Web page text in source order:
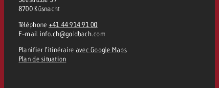
8700 Küsnacht
Téléphone +41 44 914 91 00
E-mail info.ch@goldbach.com
Planifier l’itinéraire avec Google Maps
Plan de situation